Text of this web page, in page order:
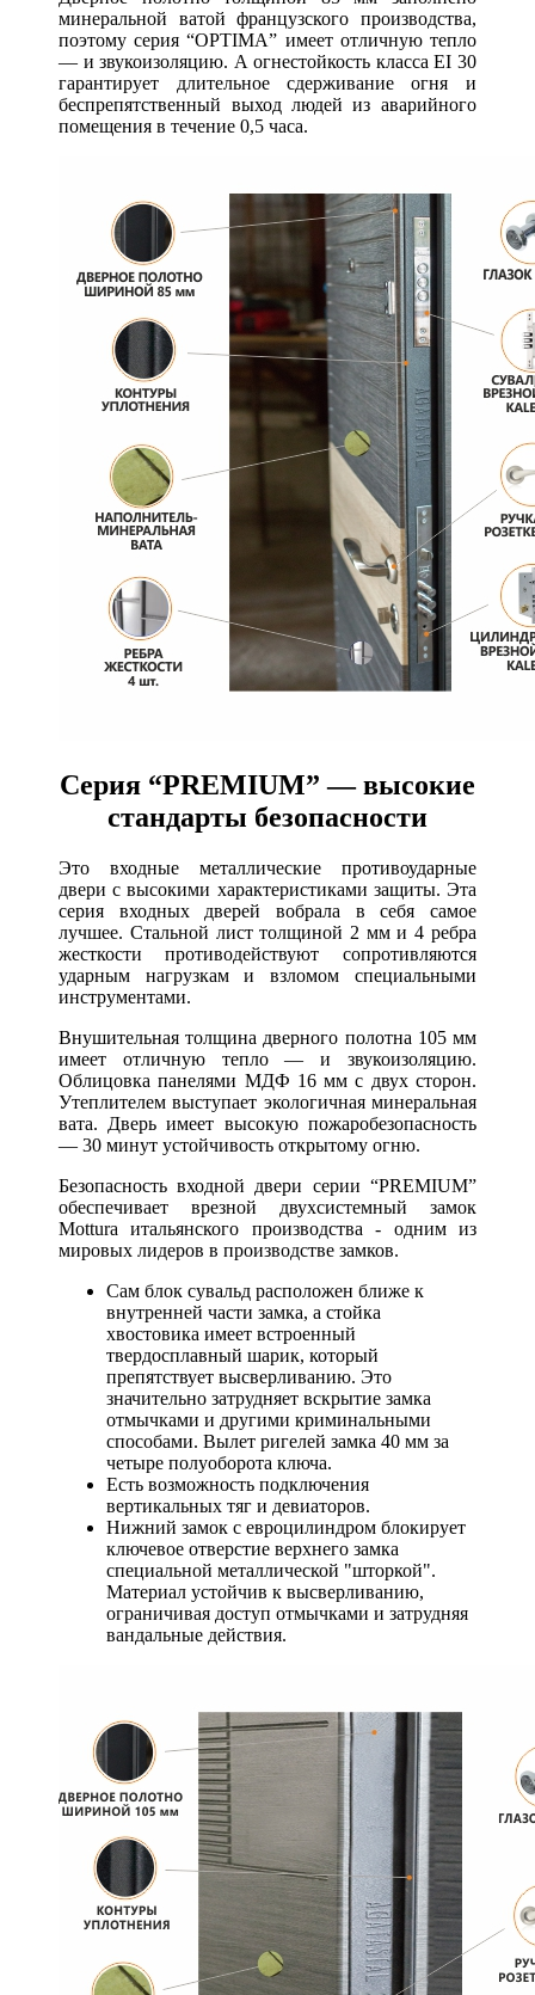
минеральной ватой французского производства,
поэтому серия “OPTIMA” имеет отличную тепло
— и звукоизоляцию. А огнестойкость класса EI 30
гарантирует длительное сдерживание огня и
беспрепятственный выход людей из аварийного
помещения в течение 0,5 часа.
Серия “PREMIUM” ― высокие
стандарты безопасности
Это входные металлические противоударные
двери с высокими характеристиками защиты. Эта
серия входных дверей вобрала в себя самое
лучшее. Стальной лист толщиной 2 мм и 4 ребра
жесткости противодействуют сопротивляются
ударным нагрузкам и взломом специальными
инструментами.
Внушительная толщина дверного полотна 105 мм
имеет отличную тепло — и звукоизоляцию.
Облицовка панелями МДФ 16 мм с двух сторон.
Утеплителем выступает экологичная минеральная
вата. Дверь имеет высокую пожаробезопасность
— 30 минут устойчивость открытому огню.
Безопасность входной двери серии “PREMIUM”
обеспечивает врезной двухсистемный замок
Mottura итальянского производства - одним из
мировых лидеров в производстве замков.
Сам блок сувальд расположен ближе к
внутренней части замка, а стойка
хвостовика имеет встроенный
твердосплавный шарик, который
препятствует высверливанию. Это
значительно затрудняет вскрытие замка
отмычками и другими криминальными
способами. Вылет ригелей замка 40 мм за
четыре полуоборота ключа.
Есть возможность подключения
вертикальных тяг и девиаторов.
Нижний замок с евроцилиндром блокирует
ключевое отверстие верхнего замка
специальной металлической "шторкой".
Материал устойчив к высверливанию,
ограничивая доступ отмычками и затрудняя
вандальные действия.